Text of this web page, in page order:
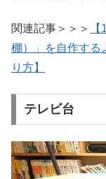
関連記事＞＞＞
棚）」を自作する
り方】
テレビ台